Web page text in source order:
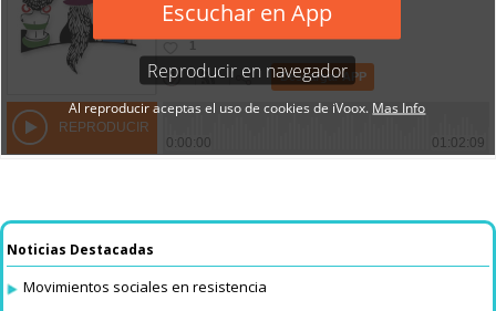
Noticias Destacadas
Movimientos sociales en resistencia